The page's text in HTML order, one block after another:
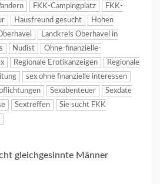
FKK-Campingplatz
FKK-
Hausfreund gesucht
Hohen
Landkreis Oberhavel in
Nudist
Ohne-finanzielle-
Regionale Erotikanzeigen
Regionale
sex ohne finanzielle interessen
Sexabenteuer
Sexdate
Sextreffen
Sie sucht FKK
gleichgesinnte Männer